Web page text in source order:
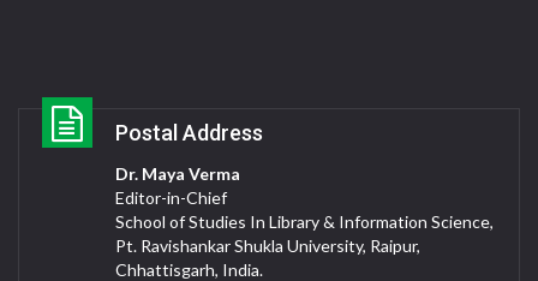
Postal Address
Dr. Maya Verma
Editor-in-Chief
School of Studies In Library & Information Science,
Pt. Ravishankar Shukla University, Raipur,
Chhattisgarh, India.